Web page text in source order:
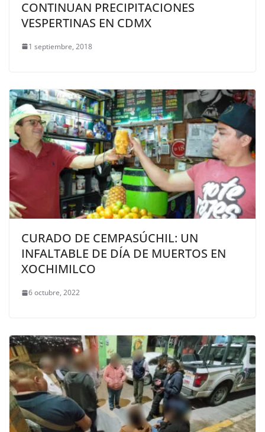
CONTINUAN PRECIPITACIONES
VESPERTINAS EN CDMX
1 septiembre, 2018
CURADO DE CEMPASÚCHIL: UN
INFALTABLE DE DÍA DE MUERTOS EN
XOCHIMILCO
6 octubre, 2022